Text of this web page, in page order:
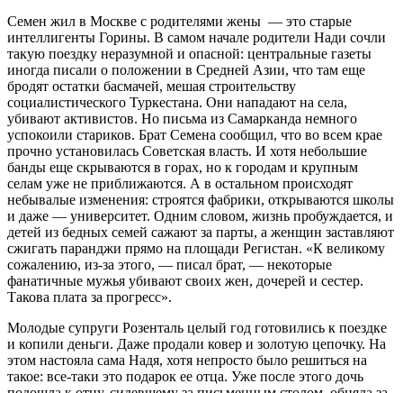
Семен жил в Москве с родителями жены — это старые
интеллигенты Горины. В самом начале родители Нади сочли
такую поездку неразумной и опасной: центральные газеты
иногда писали о положении в Средней Азии, что там еще
бродят остатки басмачей, мешая строительству
социалистического Туркестана. Они нападают на села,
убивают активистов. Но письма из Самарканда немного
успокоили стариков. Брат Семена сообщил, что во всем крае
прочно установилась Советская власть. И хотя небольшие
банды еще скрываются в горах, но к городам и крупным
селам уже не приближаются. А в остальном происходят
небывалые изменения: строятся фабрики, открываются школы
и даже — университет. Одним словом, жизнь пробуждается, и
детей из бедных семей сажают за парты, а женщин заставляют
сжигать паранджи прямо на площади Регистан. «К великому
сожалению, из-за этого, — писал брат, — некоторые
фанатичные мужья убивают своих жен, дочерей и сестер.
Такова плата за прогресс».
Молодые супруги Розенталь целый год готовились к поездке
и копили деньги. Даже продали ковер и золотую цепочку. На
этом настояла сама Надя, хотя непросто было решиться на
такое: все-таки это подарок ее отца. Уже после этого дочь